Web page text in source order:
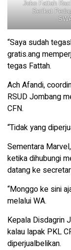
Joko Fattah
Serikat
“Saya sudah
gratis.ang
tegas Fattah.
Ach Afandi,
RSUD Jombang
CFN.
“Tidak yang
Sementara
ketika dihubungi
datang ke
“Monggo ke sini
melalui WA.
Kepala Disdagrin
kalau lapak PKL
diperjualbelikan.